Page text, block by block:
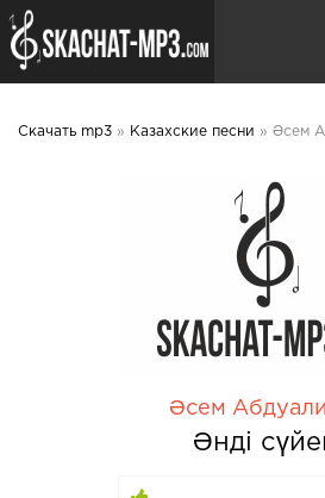
Скачать mp3 » Казахские песни » Әсем
Әсем
Әнді